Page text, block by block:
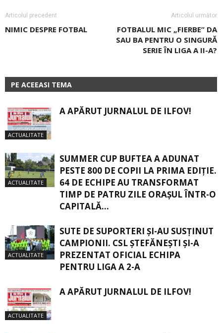
Articolul precedent
NIMIC DESPRE FOTBAL
Articolul următor
FOTBALUL MIC „FIERBE” DA
SAU BA PENTRU O SINGURĂ
SERIE ÎN LIGA A II-A?
PE ACEEASI TEMA
ACTUALITATE
A APĂRUT JURNALUL DE ILFOV!
ACTUALITATE
SUMMER CUP BUFTEA A ADUNAT
PESTE 800 DE COPII LA PRIMA EDIȚIE.
64 DE ECHIPE AU TRANSFORMAT
TIMP DE PATRU ZILE ORAȘUL ÎNTR-O
CAPITALĂ...
ACTUALITATE
SUTE DE SUPORTERI ȘI-AU SUSȚINUT
CAMPIONII. CSL ȘTEFĂNEȘTI ȘI-A
PREZENTAT OFICIAL ECHIPA
PENTRU LIGA A 2-A
ACTUALITATE
A APĂRUT JURNALUL DE ILFOV!